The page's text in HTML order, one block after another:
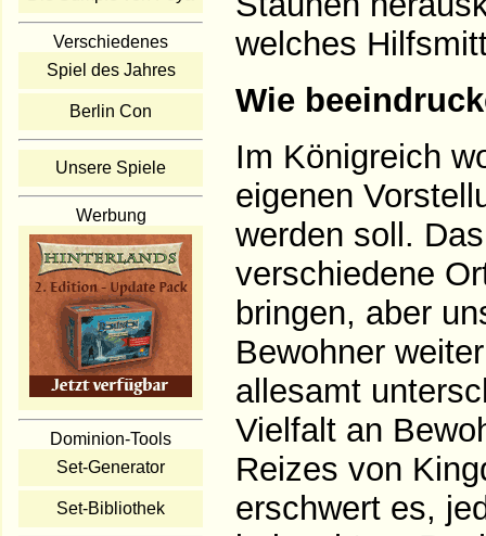
Verschiedenes
Spiel des Jahres
Berlin Con
Unsere Spiele
Werbung
Dominion-Tools
Set-Generator
Set-Bibliothek
welches
Wie
Im Königreich
eigenen
werden soll.
verschiedene
bringen, aber
Bewohner
allesamt
Vielfalt an
Reizes von
erschwert es,